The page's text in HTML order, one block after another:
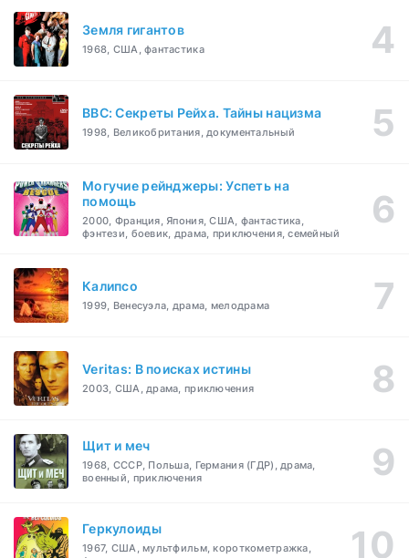
Земля гигантов
1968, США, фантастика
BBC: Секреты Рейха. Тайны нацизма
1998, Великобритания, документальный
Могучие рейнджеры: Успеть на
помощь
2000, Франция, Япония, США, фантастика,
фэнтези, боевик, драма, приключения, семейный
Калипсо
1999, Венесуэла, драма, мелодрама
Veritas: В поисках истины
2003, США, драма, приключения
Щит и меч
1968, СССР, Польша, Германия (ГДР), драма,
военный, приключения
Геркулоиды
1967, США, мультфильм, короткометражка,